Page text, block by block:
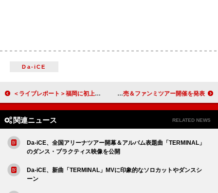
Da-iCE
＜ライブレポート＞福岡に初上陸 テヨン除隊後＆EXOカムバ後日本初ステージなど見どころ満載の【SMTOWN LIVE 2025-26 in FUKUOKA】初日 STARGLOW、デビューショーケースでニューシングル発売＆ファンミツアー開催を発表
関連ニュース RELATED NEWS
Da-iCE、全国アリーナツアー開幕＆アルバム表題曲「TERMINAL」
のダンス・プラクティス映像を公開
Da-iCE、新曲「TERMINAL」MVに印象的なソロカットやダンスシ
ーン